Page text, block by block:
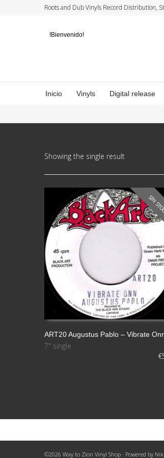
Roots and Dub Vinyls Record Distribution,
!Bienvenido!
Inicio Vinyls Digital release
Showing the single result
SIN
LEER MÁS
ART20 Augustus Pablo – Vibrate
7" single
€
©2026 Way to Zion Vinyl Shop · Powered by